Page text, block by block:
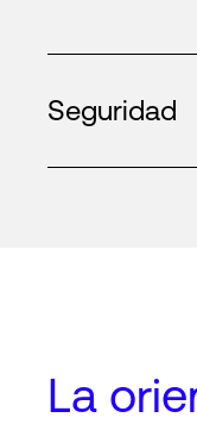
Seguridad
La